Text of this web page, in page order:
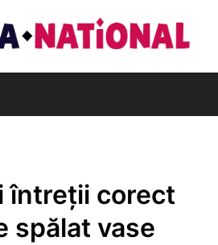
Național
întreții corect
spălat vase